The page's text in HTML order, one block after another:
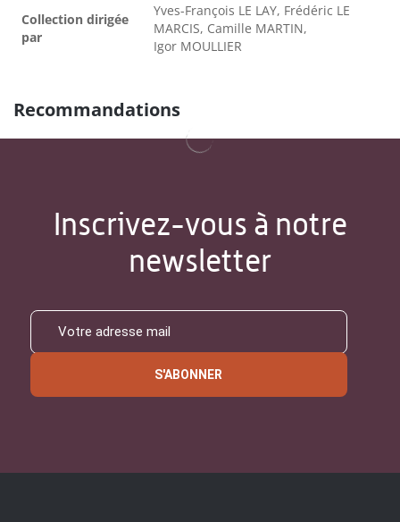
Collection dirigée
par
Yves-François LE LAY, Frédéric LE
MARCIS, Camille MARTIN,
Igor MOULLIER
Recommandations
Inscrivez-vous à notre
newsletter
S'ABONNER